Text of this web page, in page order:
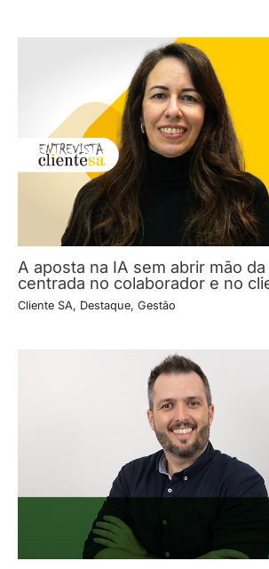
A aposta na IA sem abrir mão
centrada no colaborador e no
Cliente SA, Destaque, Gestão